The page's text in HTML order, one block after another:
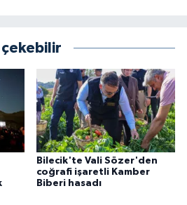
çekebilir
Bilecik'te Vali Sözer'den
coğrafi işaretli Kamber
Biberi hasadı